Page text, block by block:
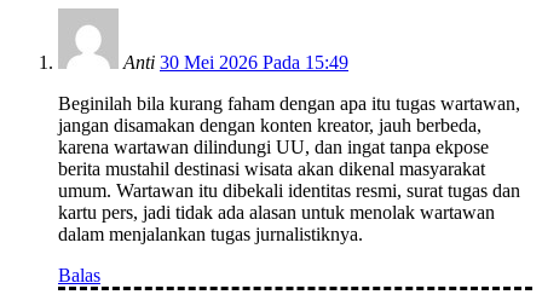
Anti 30 Mei 2026 Pada 15:49
Beginilah bila kurang faham dengan apa itu tugas wartawan,
jangan disamakan dengan konten kreator, jauh berbeda,
karena wartawan dilindungi UU, dan ingat tanpa ekpose
berita mustahil destinasi wisata akan dikenal masyarakat
umum. Wartawan itu dibekali identitas resmi, surat tugas dan
kartu pers, jadi tidak ada alasan untuk menolak wartawan
dalam menjalankan tugas jurnalistiknya.
Balas